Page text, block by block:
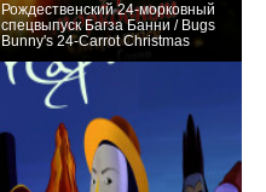
Рождественский 24-морковный
спецвыпуск Багза Банни / Bugs
Bunny's 24-Carrot Christmas